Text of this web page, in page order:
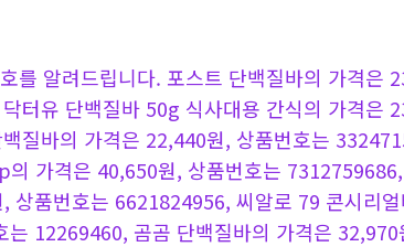
를 알려드립니다. 포스트 단백질바의 가격은
터유 단백질바 50g 식사대용 간식의 가격은
질바의 가격은 22,440원, 상품번호는
의 가격은 40,650원, 상품번호는
상품번호는 6621824956, 씨알로 79 콘시리
12269460, 곰곰 단백질바의 가격은 32,970